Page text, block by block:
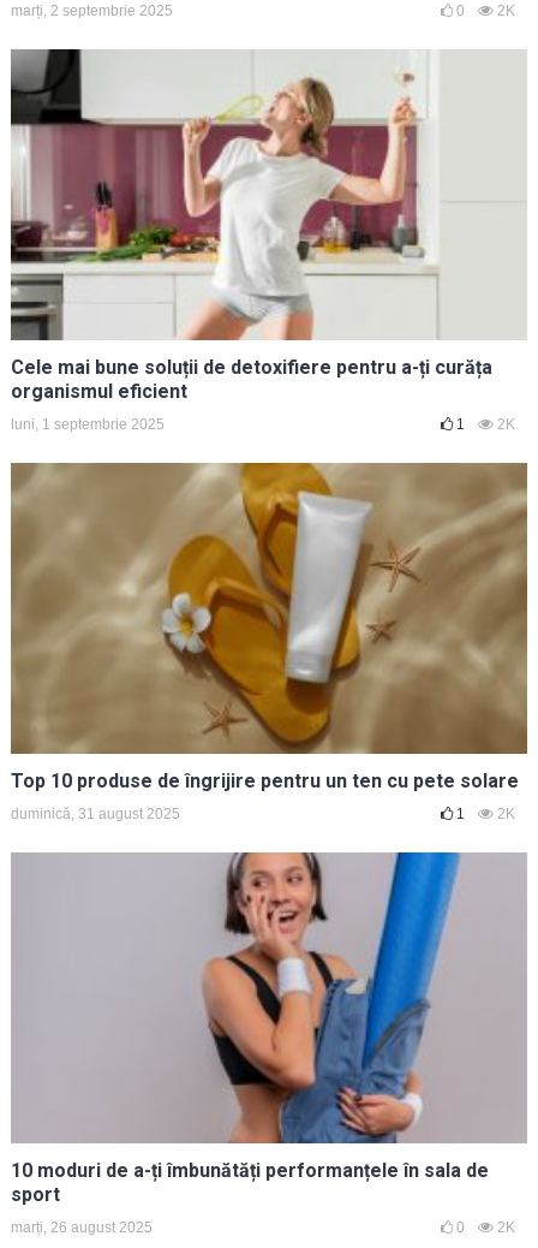
marți, 2 septembrie 2025 0 2K
Cele mai bune soluții de detoxifiere pentru a-ți curăța
organismul eficient
luni, 1 septembrie 2025 1 2K
Top 10 produse de îngrijire pentru un ten cu pete solare
duminică, 31 august 2025 1 2K
10 moduri de a-ți îmbunătăți performanțele în sala de
sport
marți, 26 august 2025 0 2K